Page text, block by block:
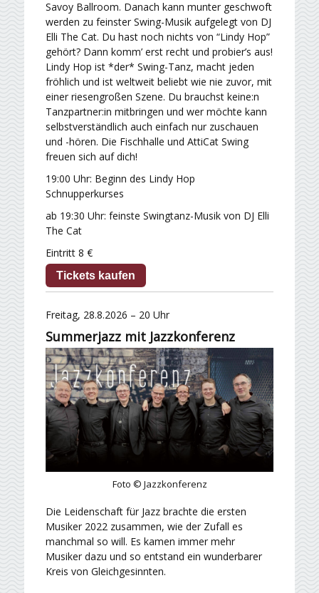
Savoy Ballroom. Danach kann munter geschwoft
werden zu feinster Swing-Musik aufgelegt von DJ
Elli The Cat. Du hast noch nichts von “Lindy Hop”
gehört? Dann komm’ erst recht und probier’s aus!
Lindy Hop ist *der* Swing-Tanz, macht jeden
fröhlich und ist weltweit beliebt wie nie zuvor, mit
einer riesengroßen Szene. Du brauchst keine:n
Tanzpartner:in mitbringen und wer möchte kann
selbstverständlich auch einfach nur zuschauen
und -hören. Die Fischhalle und AttiCat Swing
freuen sich auf dich!
19:00 Uhr: Beginn des Lindy Hop
Schnupperkurses
ab 19:30 Uhr: feinste Swingtanz-Musik von DJ Elli
The Cat
Eintritt 8 €
Tickets kaufen
Freitag, 28.8.2026 – 20 Uhr
Summerjazz mit Jazzkonferenz
Foto © Jazzkonferenz
Die Leidenschaft für Jazz brachte die ersten
Musiker 2022 zusammen, wie der Zufall es
manchmal so will. Es kamen immer mehr
Musiker dazu und so entstand ein wunderbarer
Kreis von Gleichgesinnten.